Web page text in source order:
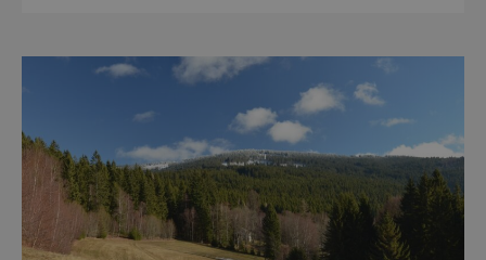
přijíždějí. Nejde o boj proti turistům. Jde o
ochranu krajiny, která už nechce být obětí
vlastního úspě